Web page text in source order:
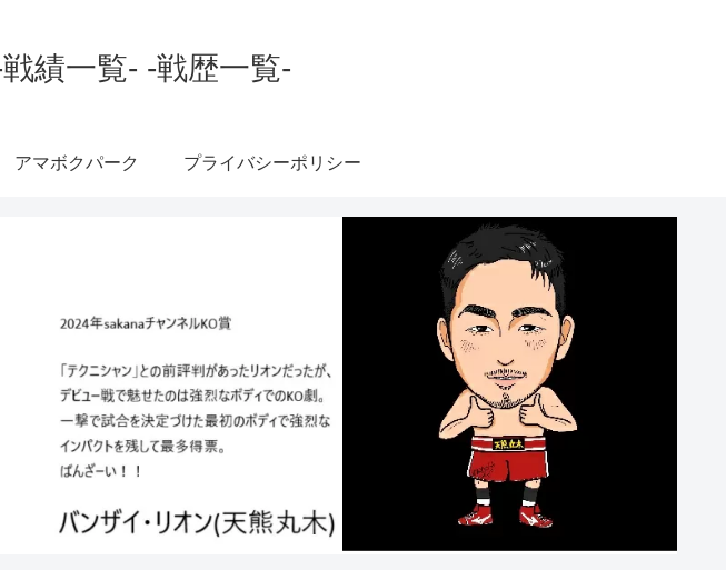
績一覧- -戦歴一覧-
アマボクパーク プライバシーポリシー